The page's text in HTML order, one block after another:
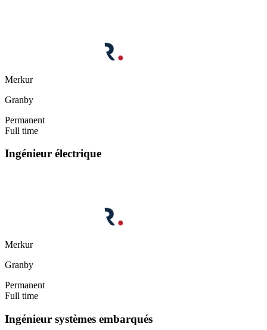
Merkur
Granby
Permanent
Full time
Ingénieur électrique
Merkur
Granby
Permanent
Full time
Ingénieur systèmes embarqués